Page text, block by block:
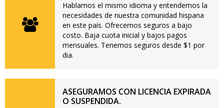
Hablamos el mismo idioma y entendemos la
necesidades de nuestra comunidad hispana
en este país. Ofrecemos seguros a bajo
costo. Baja cuota inicial y bajos pagos
mensuales. Tenemos seguros desde $1 por
dia.
ASEGURAMOS CON LICENCIA EXPIRADA
O SUSPENDIDA.